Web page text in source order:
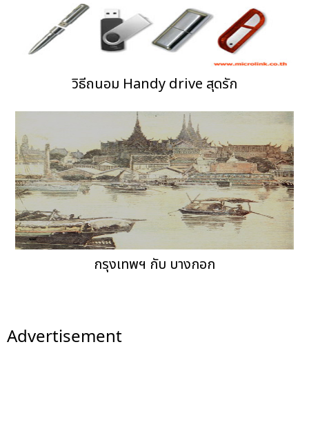
วิธีถนอม Handy drive สุดรัก
กรุงเทพฯ กับ บางกอก
Advertisement